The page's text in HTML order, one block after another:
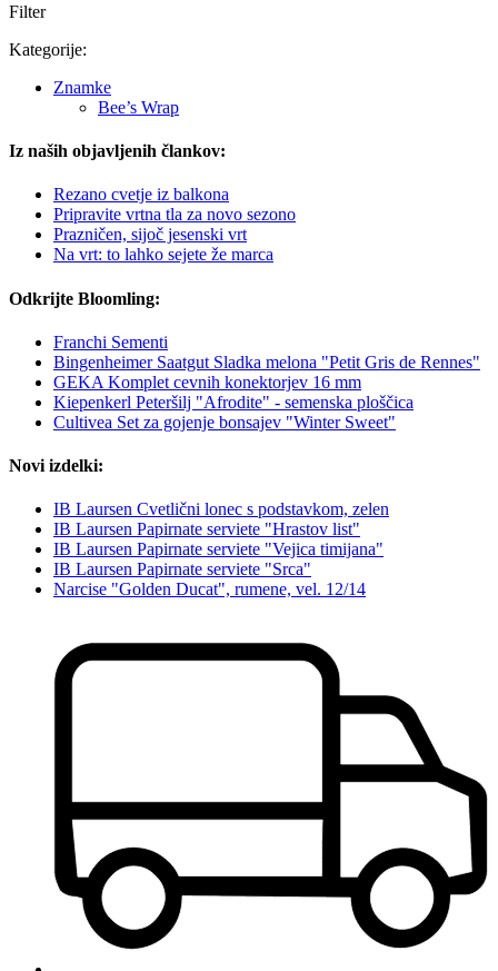
Filter
Kategorije:
Znamke
Bee’s Wrap
Iz naših objavljenih člankov:
Rezano cvetje iz balkona
Pripravite vrtna tla za novo sezono
Prazničen, sijoč jesenski vrt
Na vrt: to lahko sejete že marca
Odkrijte Bloomling:
Franchi Sementi
Bingenheimer Saatgut Sladka melona "Petit Gris de Rennes"
GEKA Komplet cevnih konektorjev 16 mm
Kiepenkerl Peteršilj "Afrodite" - semenska ploščica
Cultivea Set za gojenje bonsajev "Winter Sweet"
Novi izdelki:
IB Laursen Cvetlični lonec s podstavkom, zelen
IB Laursen Papirnate serviete "Hrastov list"
IB Laursen Papirnate serviete "Vejica timijana"
IB Laursen Papirnate serviete "Srca"
Narcise "Golden Ducat", rumene, vel. 12/14